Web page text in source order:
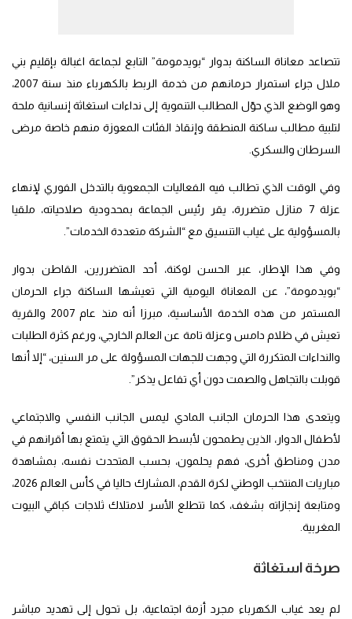
تتصاعد معاناة الساكنة بدوار “بويدمومة” التابع لجماعة اغبالة بإقليم بني
ملال جراء استمرار حرمانهم من خدمة الربط بالكهرباء منذ سنة 2007،
وهو الوضع الذي حوّل المطالب التنموية إلى نداءات استغاثة إنسانية ملحة
لتلبية مطالب ساكنة المنطقة وإنقاذ الفئات المعوزة منهم خاصة مرضى
السرطان والسكري.
وفي الوقت الذي تطالب فيه الفعاليات الجمعوية بالتدخل الفوري لإنهاء
عزلة 7 منازل متضررة، يقر رئيس الجماعة بمحدودية صلاحياته، ملقيا
بالمسؤولية على غياب التنسيق مع “الشركة متعددة الخدمات”.
وفي هذا الإطار، عبر الحسن لوكنة، أحد المتضررين، القاطن بدوار
“بويدمومة”، عن المعاناة اليومية التي تعيشها الساكنة جراء الحرمان
المستمر من هذه الخدمة الأساسية، مبرزا أنه منذ عام 2007 والقرية
تعيش في ظلام دامس وعزلة تامة عن العالم الخارجي، ورغم كثرة الطلبات
والنداءات المتكررة التي وجهت للجهات المسؤولة على مر السنين، “إلا أنها
قوبلت بالتجاهل والصمت دون أي تفاعل يذكر”.
ويتعدى هذا الحرمان الجانب المادي ليمس الجانب النفسي والاجتماعي
لأطفال الدوار، الذين يطمحون لأبسط الحقوق التي يتمتع بها أقرانهم في
مدن ومناطق أخرى، فهم يحلمون، بحسب المتحدث نفسه، بمشاهدة
مباريات المنتخب الوطني لكرة القدم، المشارك حاليا في كأس العالم 2026،
ومتابعة إنجازاته بشغف، كما تتطلع الأسر لامتلاك ثلاجات كباقي البيوت
المغربية.
صرخة استغاثة
لم يعد غياب الكهرباء مجرد أزمة اجتماعية، بل تحول إلى تهديد مباشر